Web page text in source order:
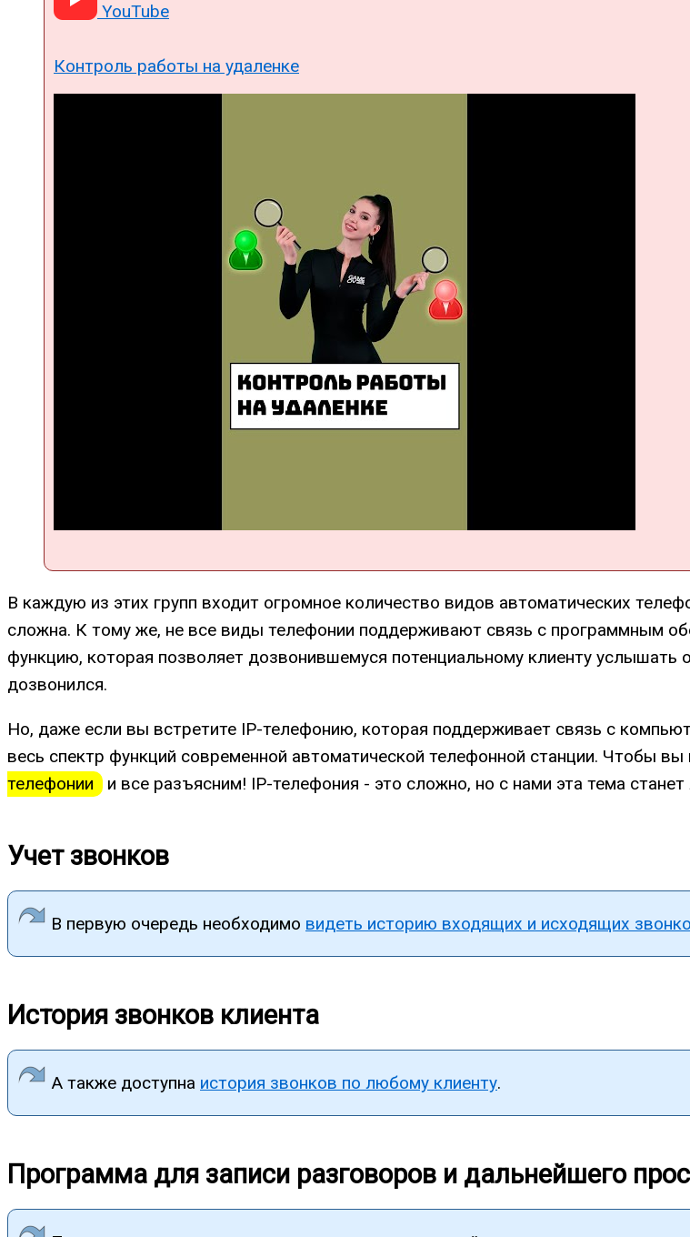
YouTube
Контроль работы на удаленке
В каждую из этих групп входит огромное количество видов автоматических
сложна. К тому же, не все виды телефонии поддерживают связь с программным
функцию, которая позволяет дозвонившемуся потенциальному клиенту услышать
дозвонился.
Но, даже если вы встретите IP-телефонию, которая поддерживает связь с
весь спектр функций современной автоматической телефонной станции. Чтобы
телефонии
и все разъясним! IP-телефония - это сложно, но с нами эта тема станет
Учет звонков
В первую очередь необходимо видеть историю входящих и исходящих
История звонков клиента
А также доступна история звонков по любому клиенту.
Программа для записи разговоров и дальнейшего